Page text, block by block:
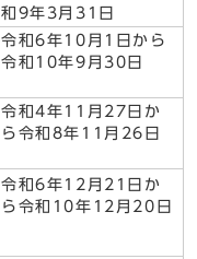
和9年3月31日
令和6年10月1日から
令和10年9月30日
令和4年11月27日か
ら令和8年11月26日
令和6年12月21日か
ら令和10年12月20日